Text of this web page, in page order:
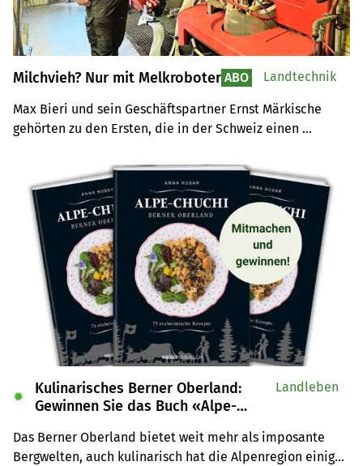
Milchvieh? Nur mit Melkroboter
Max Bieri und sein Geschäftspartner Ernst Märkische
gehörten zu den Ersten, die in der Schweiz einen
Vater Freude an Technik, Kühen und Innovationen und
kann sich Milchviehhaltung ohne Roboter nicht
vorstellen.
ABO Landtechnik
Kulinarisches Berner Oberland:
Gewinnen Sie das Buch «Alpe-
Das Berner Oberland bietet weit mehr als imposante
Bergwelten, auch kulinarisch hat die Alpenregion einiges
✹
Landleben